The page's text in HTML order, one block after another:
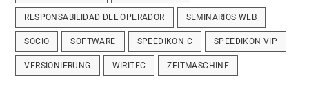
RESPONSABILIDAD DEL OPERADOR SEMINARIOS WEB
SOCIO SOFTWARE SPEEDIKON C SPEEDIKON VIP
VERSIONIERUNG WIRITEC ZEITMASCHINE